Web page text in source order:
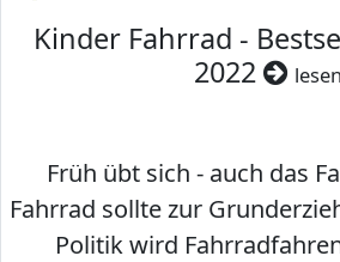
Kinder Fahrrad -
2022
lesen
Früh übt sich - auch das
Fahrrad sollte zur
Politik wird